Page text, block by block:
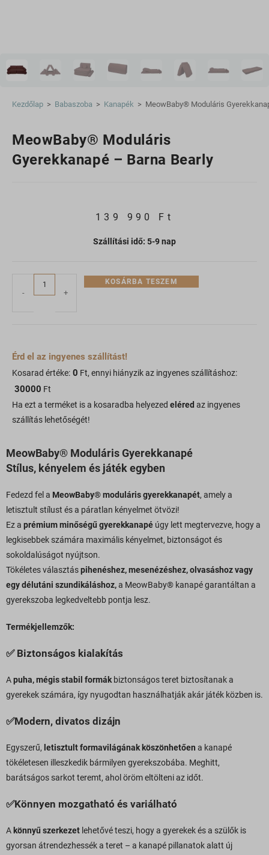
Kezdőlap > Babaszoba > Kanapék > MeowBaby® Moduláris
MeowBaby® Moduláris
Gyerekkanapé – Barna Bearly
139 990 Ft
Szállítási idő: 5-9 nap
- +
KOSÁRBA TESZEM
Érd el az ingyenes szállítást!
Kosarad értéke: 0 Ft, ennyi hiányzik az ingyenes szállításhoz:
30000 Ft
Ha ezt a terméket is a kosaradba helyezed eléred az ingyenes
szállítás lehetőségét!
MeowBaby® Moduláris Gyerekkanapé
Stílus, kényelem és játék egyben
Fedezd fel a MeowBaby® moduláris gyerekkanapét, amely a
letisztult stílust és a páratlan kényelmet ötvözi!
Ez a prémium minőségű gyerekkanapé úgy lett megtervezve, hogy a
legkisebbek számára maximális kényelmet, biztonságot és
sokoldalúságot nyújtson.
Tökéletes választáspihenéshez, mesenézéshez, olvasáshoz vagy
egy délutáni szundikáláshoz,a MeowBaby® kanapé garantáltan a
gyerekszoba legkedveltebb pontja lesz.
Termékjellemzők:
✅ Biztonságos kialakítás
Apuha, mégis stabil formák biztonságos teret biztosítanak a
gyerekek számára, így nyugodtan használhatják akár játék közben is.
✅Modern, divatos dizájn
Egyszerű, letisztult formavilágának köszönhetően a kanapé
tökéletesen illeszkedik bármilyen gyerekszobába. Meghitt,
barátságos sarkot teremt, ahol öröm eltölteni az időt.
✅Könnyen mozgatható és variálható
A könnyű szerkezet lehetővé teszi, hogy a gyerekek és a szülők is
gyorsan átrendezhessék a teret – a kanapé pillanatok alatt új